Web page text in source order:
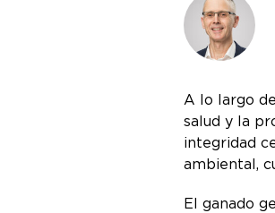
A lo largo
salud y la
integridad
ambiental,
El ganado